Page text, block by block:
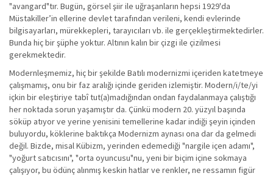
"avangard"tır. Bugün, görsel şiir ile uğraşanların hepsi 1929'da
Müstakiller’in ellerine devlet tarafından verileni, kendi evlerinde
bilgisayarları, mürekkepleri, tarayıcıları vb. ile gerçekleştirmektedirler.
Bunda hiç bir şüphe yoktur. Altının kalın bir çizgi ile çizilmesi
gerekmektedir.
Modernleşmemiz, hiç bir şekilde Batılı modernizmi içeriden katetmeye
çalışmamış, onu bir faz aralığı içinde geriden izlemiştir. Modern/i/te/yi
içkin bir eleştiriye tabî tut(a)madığından ondan faydalanmaya çalıştığı
her noktada sorun yaşamıştır da. Çünkü modern 20. yüzyıl başında
söküp atıyor ve yerine yenisini temellerine kadar indiği şeyin içinden
buluyordu, köklerine baktıkça Modernizm aynası ona dar da gelmedi
değil. Bizde, misal Kübizm, yerinden edemediği "nargile içen adamı",
"yoğurt satıcısını", "orta oyuncusu"nu, yeni bir biçim içine sokmaya
çalışıyor, bu ödünç alınmış keskin hatlar ve renkler, ne ressamın figür